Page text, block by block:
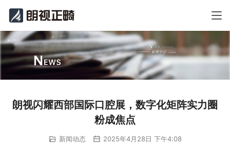
朗视闪耀西部国际口腔展，数字化矩阵实力圈
粉成焦点
新闻动态 2025年4月28日 下午4:08